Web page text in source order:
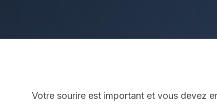
Votre sourire est important et vous devez